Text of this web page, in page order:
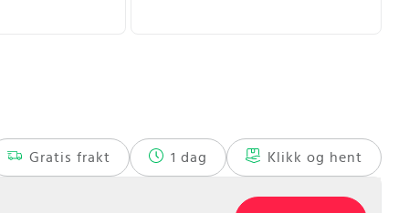
Gratis frakt 1 dag Klikk og hent